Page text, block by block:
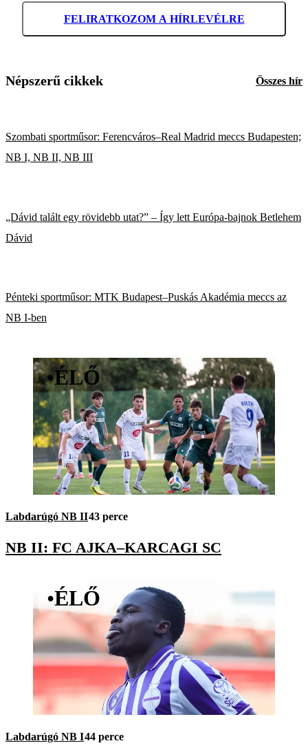
FELIRATKOZOM A HÍRLEVÉLRE
Népszerű cikkek Összes hír
Szombati sportműsor: Ferencváros–Real Madrid meccs Budapesten;
NB I, NB II, NB III
„Dávid talált egy rövidebb utat?” – Így lett Európa-bajnok Betlehem
Dávid
Pénteki sportműsor: MTK Budapest–Puskás Akadémia meccs az
NB I-ben
•ÉLŐ
Labdarúgó NB II43 perce
NB II: FC AJKA–KARCAGI SC
•ÉLŐ
Labdarúgó NB I44 perce